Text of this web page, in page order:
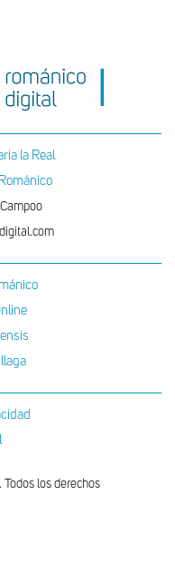
la Real
los derechos